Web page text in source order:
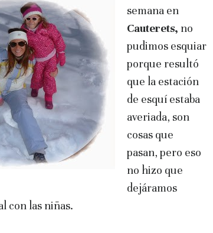
semana en
Cauterets, no
pudimos esquiar
porque resultó
que la estación
de esquí estaba
averiada, son
cosas que
pasan, pero eso
no hizo que
dejáramos
con las niñas.